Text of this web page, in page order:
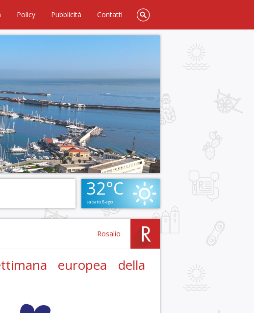
Policy Pubblicità Contatti
32°C
sabato 8 ago
Rosalio
europea della